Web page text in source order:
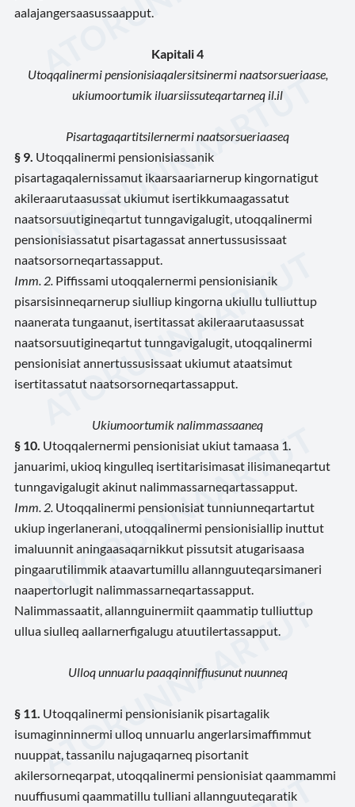
aalajangersaasussaapput.
Kapitali 4
Utoqqalinermi pensionisiaqalersitsinermi naatsorsueriaase,
ukiumoortumik iluarsiissuteqartarneq il.il
Pisartagaqartitsilernermi naatsorsueriaaseq
§ 9. Utoqqalinermi pensionisiassanik
pisartagaqalernissamut ikaarsaariarnerup kingornatigut
akileraarutaasussat ukiumut isertikkumaagassatut
naatsorsuutigineqartut tunngavigalugit, utoqqalinermi
pensionisiassatut pisartagassat annertussusissaat
naatsorsorneqartassapput.
Imm. 2. Piffissami utoqqalernermi pensionisianik
pisarsisinneqarnerup siulliup kingorna ukiullu tulliuttup
naanerata tungaanut, isertitassat akileraarutaasussat
naatsorsuutigineqartut tunngavigalugit, utoqqalinermi
pensionisiat annertussusissaat ukiumut ataatsimut
isertitassatut naatsorsorneqartassapput.
Ukiumoortumik nalimmassaaneq
§ 10. Utoqqalernermi pensionisiat ukiut tamaasa 1.
januarimi, ukioq kingulleq isertitarisimasat ilisimaneqartut
tunngavigalugit akinut nalimmassarneqartassapput.
Imm. 2. Utoqqalinermi pensionisiat tunniunneqartartut
ukiup ingerlanerani, utoqqalinermi pensionisiallip inuttut
imaluunnit aningaasaqarnikkut pissutsit atugarisaasa
pingaarutilimmik ataavartumillu allannguuteqarsimaneri
naapertorlugit nalimmassarneqartassapput.
Nalimmassaatit, allannguinermiit qaammatip tulliuttup
ullua siulleq aallarnerfigalugu atuutilertassapput.
Ulloq unnuarlu paaqqinniffiusunut nuunneq
§ 11. Utoqqalinermi pensionisianik pisartagalik
isumaginninnermi ulloq unnuarlu angerlarsimaffimmut
nuuppat, tassanilu najugaqarneq pisortanit
akilersorneqarpat, utoqqalinermi pensionisiat qaammammi
nuuffiusumi qaammatillu tulliani allannguuteqaratik